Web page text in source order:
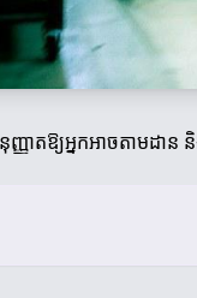
យអ្នកអាចតាមដាន និ